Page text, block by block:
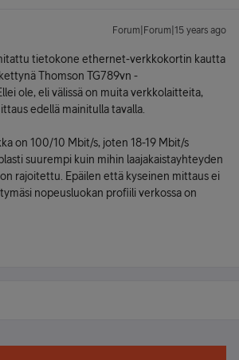
Forum|Forum|15 years ago
tietokone ethernet-verkkokortin kautta
Thomson TG789vn -
ole, eli välissä on muita verkkolaitteita,
edellä mainitulla tavalla.
on 100/10 Mbit/s, joten 18-19 Mbit/s
suurempi kuin mihin laajakaistayhteyden
rajoitettu. Epäilen että kyseinen mittaus ei
nopeusluokan profiili verkossa on